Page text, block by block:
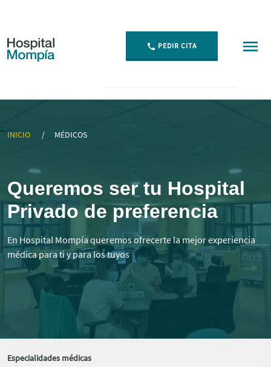
PEDIR CITA
INICIO MÉDICOS
Queremos ser tu Hospital
Privado de preferencia
En Hospital Mompía queremos ofrecerte la mejor experiencia
médica para ti y para los tuyos
Especialidades médicas